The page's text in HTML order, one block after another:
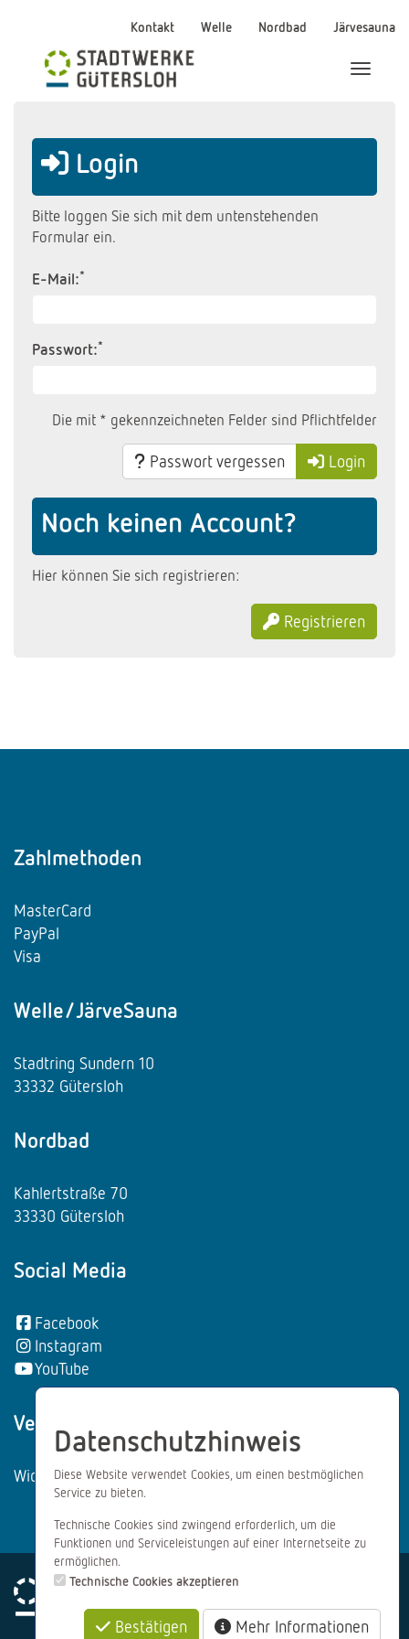
Kontakt Welle Nordbad Järvesauna
Menü
Login
Bitte loggen Sie sich mit dem untenstehenden
Formular ein.
E-Mail:*
Passwort:*
Die mit * gekennzeichneten Felder sind Pflichtfelder
Passwort vergessen Login
Noch keinen Account?
Hier können Sie sich registrieren:
Registrieren
Zahlmethoden
MasterCard
PayPal
Visa
Welle/JärveSauna
Stadtring Sundern 10
33332 Gütersloh
Nordbad
Kahlertstraße 70
33330 Gütersloh
Social Media
Facebook
Instagram
YouTube
Vertrag wiederrufen:
Widerrufsformular
Impressum Datenschutz AGB
Datenschutzhinweis
Diese Website verwendet Cookies, um einen bestmöglichen
Service zu bieten.
Technische Cookies sind zwingend erforderlich, um die
Funktionen und Serviceleistungen auf einer Internetseite zu
ermöglichen.
Technische Cookies akzeptieren
Bestätigen Mehr Informationen